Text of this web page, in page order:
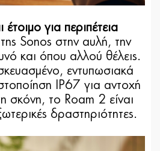
έτοιμο για περιπέτεια
Sonos στην αυλή, την
και όπου αλλού θέλεις.
εντυπωσιακά
IP67 για αντοχή
σκόνη, το Roam 2 είναι
δραστηριότητες.